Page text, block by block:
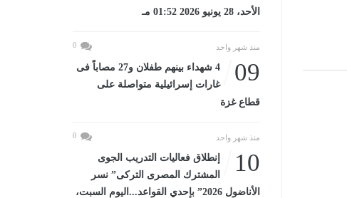
الأحد، 28 يونيو 2026 01:52 مـ
منذ شهر واحد 0
09
4 شهداء بينهم طفلان و27 مصاباً فى
غارات إسرائيلية متواصلة على
قطاع غزة
منذ شهر واحد 0
10
إنطلاق فعاليات التدريب الجوى
المشترك المصرى التركى” نسر
الأناضول 2026” بإحدي القواعد...اليوم السبت،